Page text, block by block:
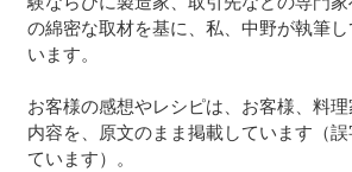
の綿密な取材を基に、私、中野が執筆し
います。
お客様の感想やレシピは、お客様、料
内容を、原文のまま掲載しています（
ています）。